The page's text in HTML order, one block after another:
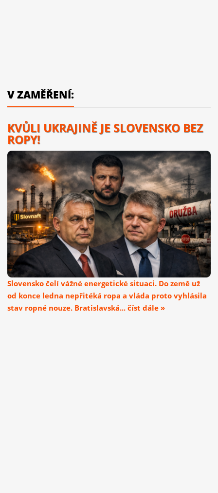
V ZAMĚŘENÍ:
KVŮLI UKRAJINĚ JE SLOVENSKO BEZ
ROPY!
Slovensko čelí vážné energetické situaci. Do země už
od konce ledna nepřitéká ropa a vláda proto vyhlásila
stav ropné nouze. Bratislavská... číst dále »